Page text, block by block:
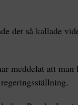
det så kallade
meddelat att man